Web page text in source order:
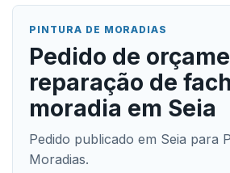
PINTURA DE MORADIAS
Pedido de
reparação de
moradia em Seia
Pedido publicado em Seia para
Moradias.
Como Funciona?